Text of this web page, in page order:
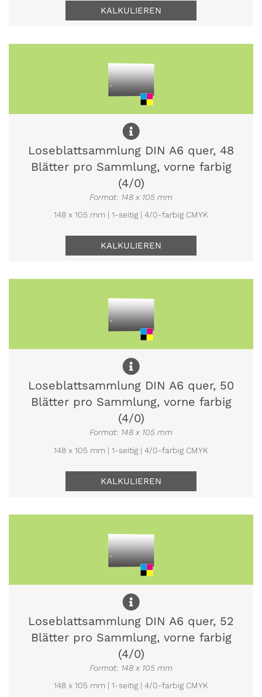
KALKULIEREN
Loseblattsammlung DIN A6 quer, 48
Blätter pro Sammlung, vorne farbig
(4/0)
Format: 148 x 105 mm
148 x 105 mm | 1-seitig | 4/0-farbig CMYK
KALKULIEREN
Loseblattsammlung DIN A6 quer, 50
Blätter pro Sammlung, vorne farbig
(4/0)
Format: 148 x 105 mm
148 x 105 mm | 1-seitig | 4/0-farbig CMYK
KALKULIEREN
Loseblattsammlung DIN A6 quer, 52
Blätter pro Sammlung, vorne farbig
(4/0)
Format: 148 x 105 mm
148 x 105 mm | 1-seitig | 4/0-farbig CMYK